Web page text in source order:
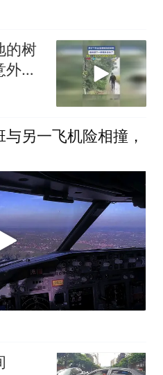
的树
发
的
与另一飞机险相撞，